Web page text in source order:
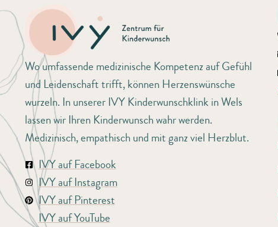
Wo umfassende medizinische Kompetenz auf Gefühl
und Leidenschaft trifft, können Herzenswünsche
wurzeln. In unserer IVY Kinderwunschklink in Wels
lassen wir Ihren Kinderwunsch wahr werden.
Medizinisch, empathisch und mit ganz viel Herzblut.
IVY auf Facebook
IVY auf Instagram
IVY auf Pinterest
IVY auf YouTube